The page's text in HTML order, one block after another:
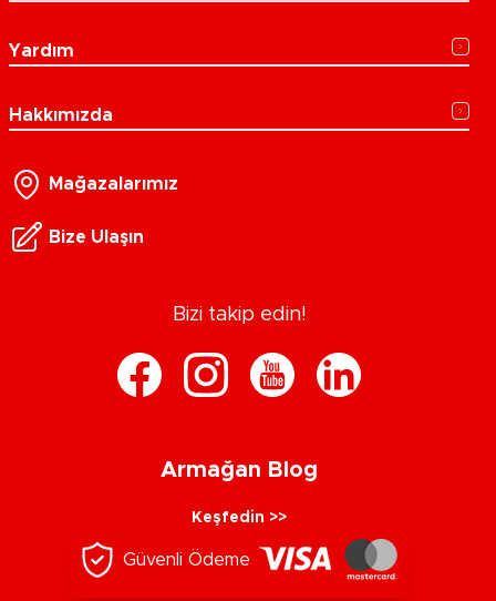
Yardım
Hakkımızda
Mağazalarımız
Bize Ulaşın
Bizi takip edin!
Armağan Blog
Keşfedin >>
Güvenli Ödeme